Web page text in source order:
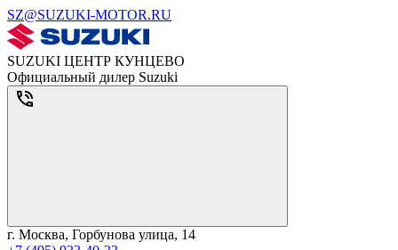
SZ@SUZUKI-MOTOR.RU
SUZUKI ЦЕНТР КУНЦЕВО
Официальный дилер Suzuki
г. Москва, Горбунова улица, 14